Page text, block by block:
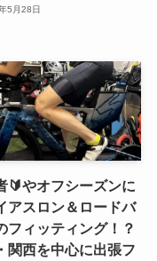
5月28日
🔰やオフシーズンに
アスロン＆ロードバ
フィッティング！？
関西を中心に出張フ